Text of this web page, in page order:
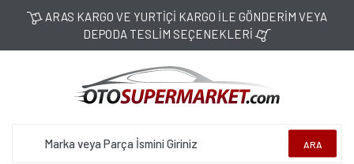
ARAS KARGO VE YURTİÇİ KARGO İLE GÖNDERİM VEYA
DEPODA TESLİM SEÇENEKLERİ
ARA